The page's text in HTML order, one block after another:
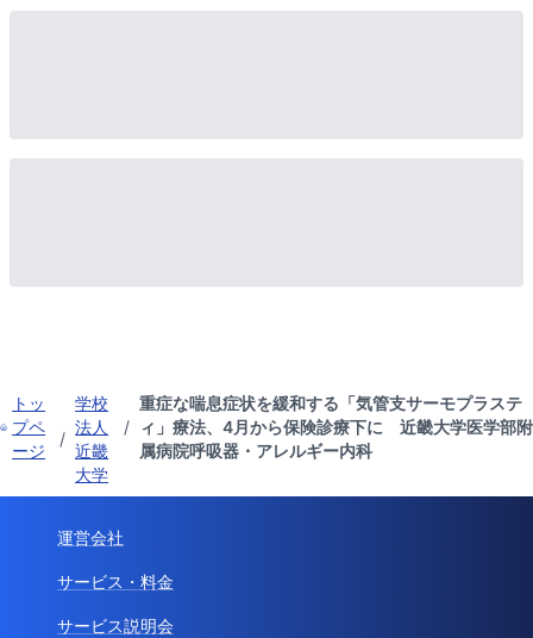
トッ
プペ
ージ
/
学校
法人
近畿
大学
/
重症な喘息症状を緩和する「気管支サーモプラステ
ィ」療法、4月から保険診療下に 近畿大学医学部附
属病院呼吸器・アレルギー内科
運営会社
サービス・料金
サービス説明会